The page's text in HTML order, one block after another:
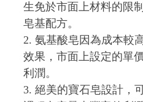
生免於市面上材料的限
皂基配方。
2. 氨基酸皂因為成本較
效果，市面上設定的單
利潤。
3. 絕美的寶石皂設計，